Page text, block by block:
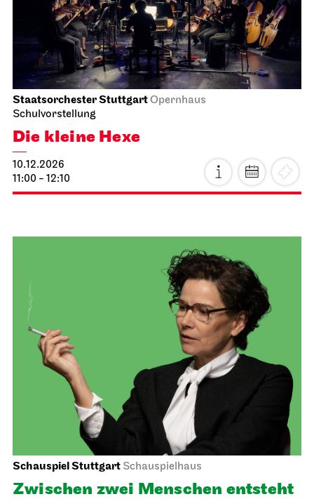
Staatsoper StuttgartOpernhaus
Wieder im Repertoire, Familienvorstellung
Hänsel und Gretel
20.11.2026
18:00 - 20:15
JOiNNord
Home Vibes - Gestalten im JOiN-